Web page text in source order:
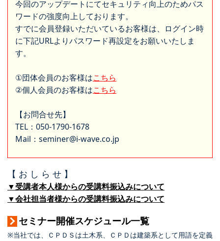
今回のアップデートにてセキュリティ向上のためパス
ワードの強度向上しております。
すでに会員登録いただいているお客様は、ログイン時
に下記URLよりパスワード再設定をお願いいたしま
す。
①団体会員のお客様はこちら
②個人会員のお客様はこちら
【お問合せ先】
TEL：050-1790-1678
Mail：seminer@i-wave.co.jp
【 お し ら せ 】
▼受講者本人様からの受講料振込みについて
▼会社担当者様からの受講料振込みについて
セミナー開催スケジュール一覧
※当社では、ＣＰＤＳは土木系、ＣＰＤは建築系として用語を定義